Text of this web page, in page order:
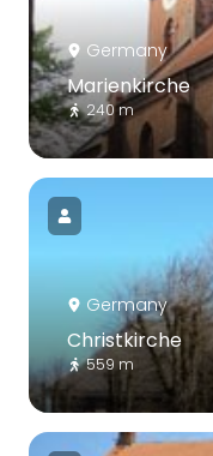
Germany
Marienkirche
240 m
Germany
Christkirche
559 m